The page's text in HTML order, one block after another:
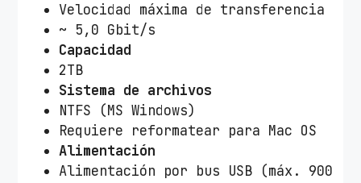
Velocidad máxima de transferencia
~ 5,0 Gbit/s
Capacidad
2TB
Sistema de archivos
NTFS (MS Windows)
Requiere reformatear para Mac OS
Alimentación
Alimentación por bus USB (máx. 900